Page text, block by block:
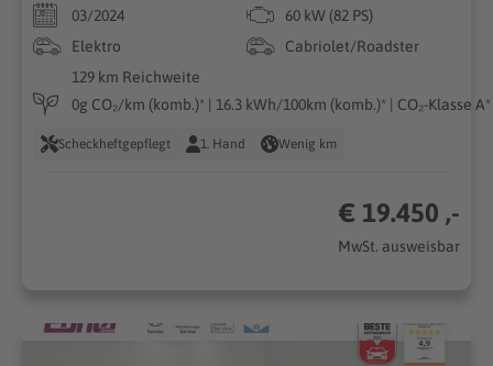
03/2024
60 kW (82 PS)
Elektro
Cabriolet/Roadster
129 km Reichweite
0g CO₂/km (komb.)* | 16.3 kWh/100km (komb.)* | CO₂-Klasse A*
Scheckheftgepflegt 1. Hand Wenig km
€ 19.450 ,-
MwSt. ausweisbar